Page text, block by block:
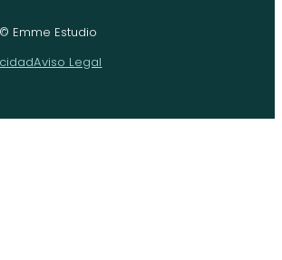
Emme Estudio
Aviso Legal